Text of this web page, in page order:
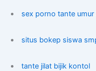
sex porno tante
situs bokep siswa
tante jilat bijik kontol